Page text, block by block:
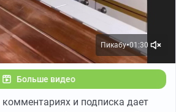
Пикабу●01:30
Больше видео
и подписка дает